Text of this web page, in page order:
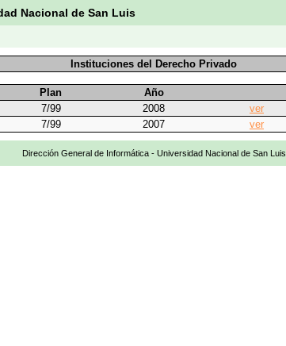
Nacional de San Luis
Instituciones del Derecho Privado
Plan
Año
7/99
2008
ver
7/99
2007 ver
Dirección General de Informática - Universidad Nacional de San Luis